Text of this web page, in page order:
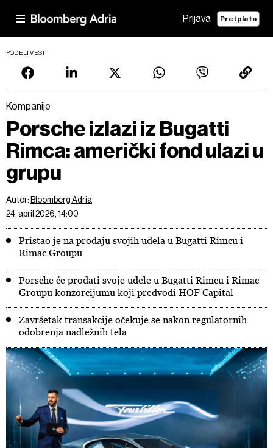
Prijava Pretplata
PODELI VEST
Kompanije
Porsche izlazi iz Bugatti
Rimca: američki fond ulazi u
grupu
Autor: Bloomberg Adria
24. april 2026, 14:00
Pristao je na prodaju svojih udela u Bugatti Rimcu i
Rimac Groupu
Porsche će prodati svoje udele u Bugatti Rimcu i Rimac
Groupu konzorcijumu koji predvodi HOF Capital
Završetak transakcije očekuje se nakon regulatornih
odobrenja nadležnih tela